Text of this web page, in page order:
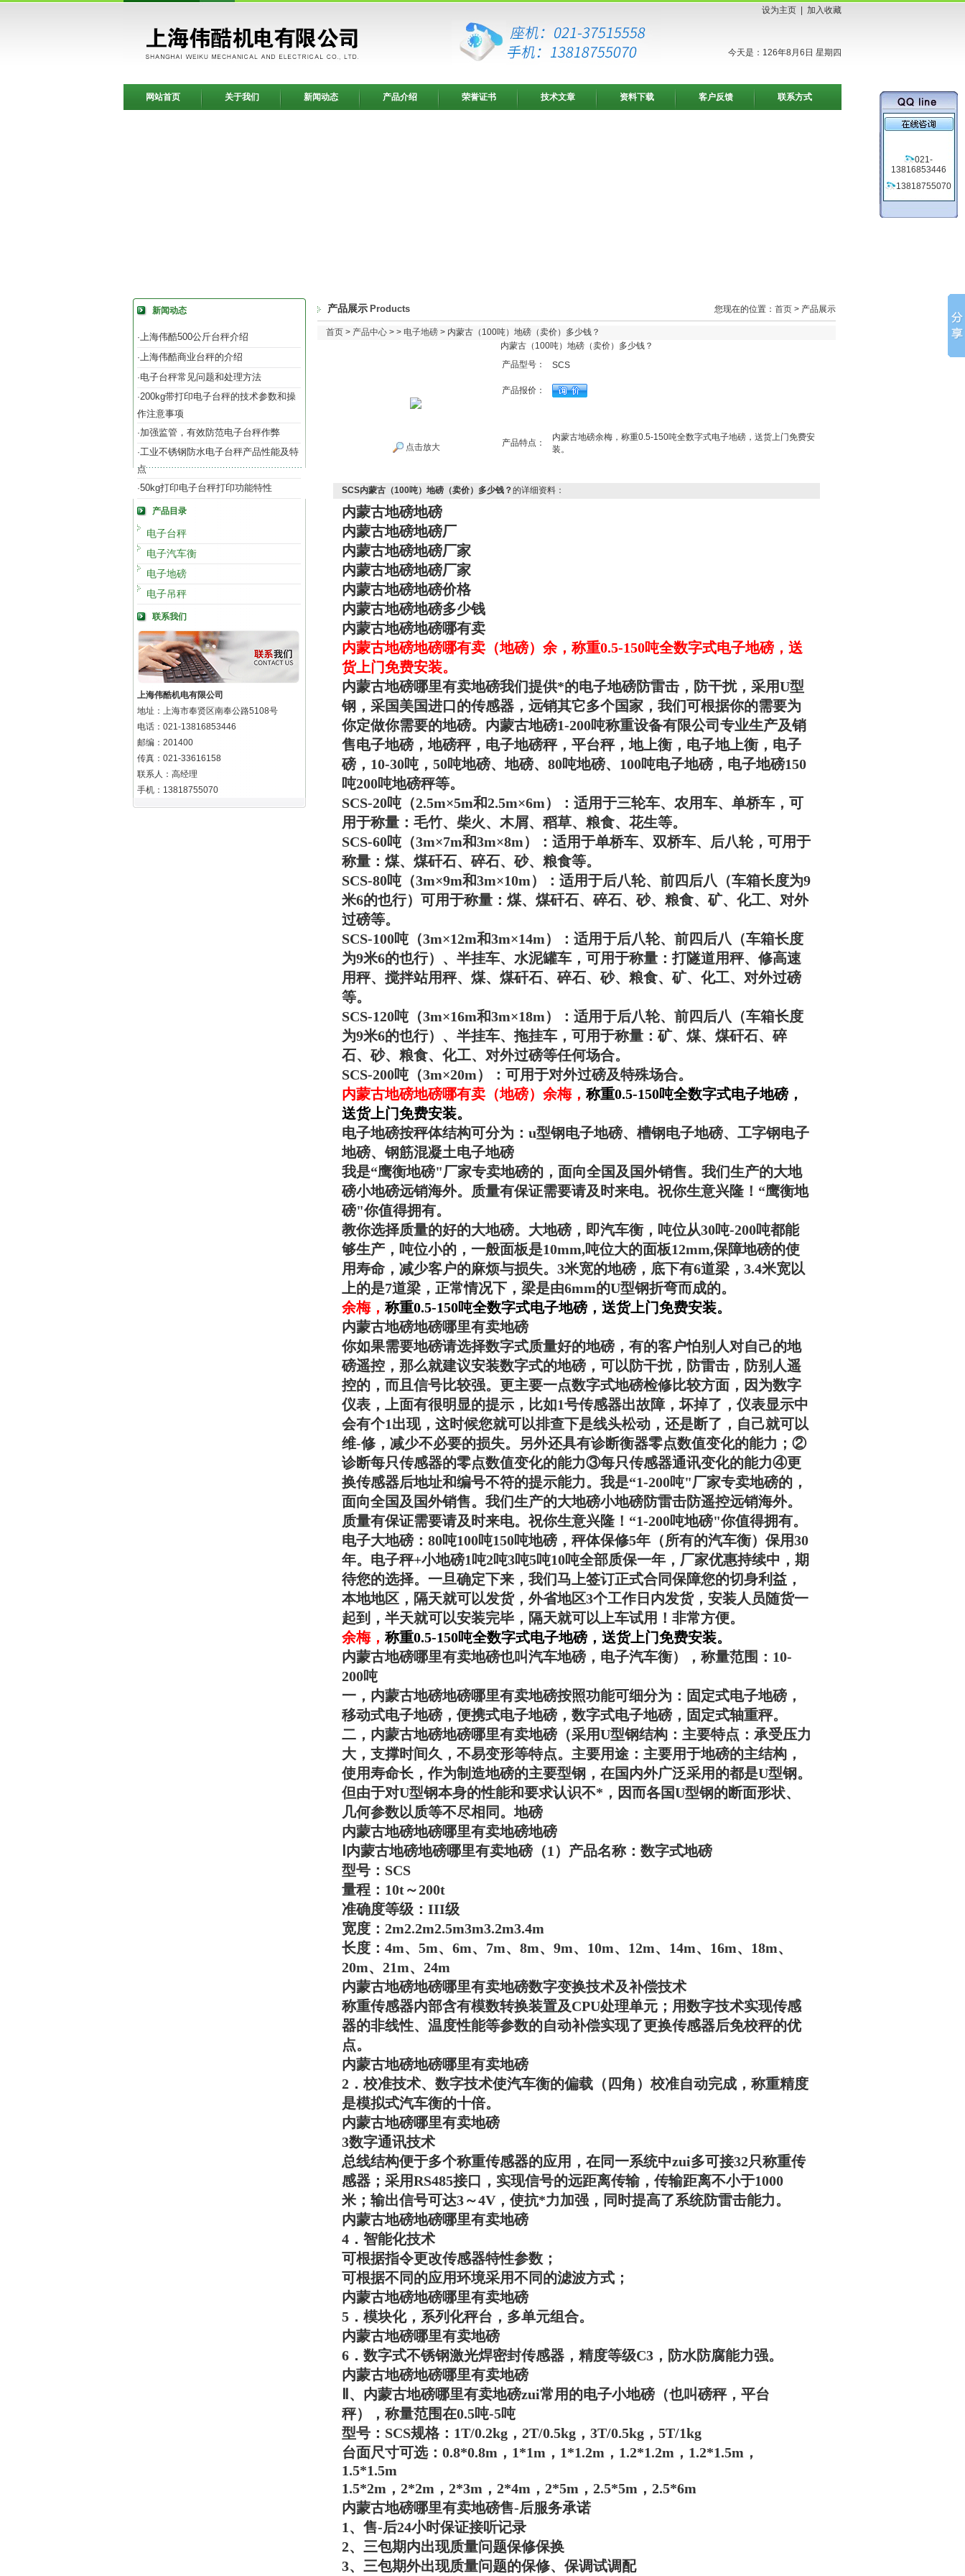
设为主页 加入收藏
今天是：126年8月6日 星期四
网站首页 关于我们 新闻动态 产品介绍 荣誉证书 技术文章 资料下载 客户反馈 联系方式
新闻动态
·上海伟酷500公斤台秤介绍
·上海伟酷商业台秤的介绍
·电子台秤常见问题和处理方法
·200kg带打印电子台秤的技术参数和操
作注意事项
·加强监管，有效防范电子台秤作弊
·工业不锈钢防水电子台秤产品性能及特
点
·50kg打印电子台秤打印功能特性
产品目录
电子台秤
电子汽车衡
电子地磅
电子吊秤
联系我们
上海伟酷机电有限公司
地址：上海市奉贤区南奉公路5108号
电话：021-13816853446
邮编：201400
传真：021-33616158
联系人：高经理
手机：13818755070
产品展示 Products 您现在的位置： 首页 > 产品展示
首页 > 产品中心 > > 电子地磅 > 内蒙古（100吨）地磅（卖价）多少钱？
内蒙古（100吨）地磅（卖价）多少钱？
点击放大
产品型号： SCS
产品报价：
产品特点：
内蒙古地磅余梅，称重0.5-150吨全数字式电子地磅，送货上门免费安
装。
SCS内蒙古（100吨）地磅（卖价）多少钱？的详细资料：
内蒙古地磅地磅
内蒙古地磅地磅厂
内蒙古地磅地磅厂家
内蒙古地磅地磅厂家
内蒙古地磅地磅价格
内蒙古地磅地磅多少钱
内蒙古地磅地磅哪有卖
内蒙古地磅地磅哪有卖（地磅） 余， 称重0.5-150吨全数字式电子地磅，送
货上门免费安装。
内蒙古地磅哪里有卖地磅我们提供*的电子地磅防雷击，防干扰，采用U型
钢，采国美国进口的传感器，远销其它多个国家，我们可根据你的需要为
你定做你需要的地磅。 内蒙古地磅1-200吨称重设备有限公司专业生产及销
售电子地磅，地磅秤，电子地磅秤，平台秤，地上衡，电子地上衡，电子
磅，10-30吨，50吨地磅、地磅、80吨地磅、100吨电子地磅，电子地磅150
吨200吨地磅秤等。
SCS-20吨（2.5m×5m和2.5m×6m）：适用于三轮车、农用车、单桥车，可
用于称量：毛竹、柴火、木屑、稻草、粮食、花生等。
SCS-60吨（3m×7m和3m×8m）：适用于单桥车、双桥车、后八轮，可用于
称量：煤、煤矸石、碎石、砂、粮食等。
SCS-80吨（3m×9m和3m×10m）：适用于后八轮、前四后八（车箱长度为9
米6的也行）可用于称量：煤、煤矸石、碎石、砂、粮食、矿、化工、对外
过磅等。
SCS-100吨（3m×12m和3m×14m）：适用于后八轮、前四后八（车箱长度
为9米6的也行）、半挂车、水泥罐车，可用于称量：打隧道用秤、修高速
用秤、搅拌站用秤、煤、煤矸石、碎石、砂、粮食、矿、化工、对外过磅
等。
SCS-120吨（3m×16m和3m×18m）：适用于后八轮、前四后八（车箱长度
为9米6的也行）、半挂车、拖挂车，可用于称量：矿、煤、煤矸石、碎
石、砂、粮食、化工、对外过磅等任何场合。
SCS-200吨（3m×20m）：可用于对外过磅及特殊场合。
内蒙古地磅地磅哪有卖（地磅）余梅， 称重0.5-150吨全数字式电子地磅，
送货上门免费安装。
电子地磅按秤体结构可分为：u型钢电子地磅、槽钢电子地磅、工字钢电子
地磅、钢筋混凝土电子地磅
我是“鹰衡地磅"厂家专卖地磅的，面向全国及国外销售。我们生产的大地
磅小地磅远销海外。质量有保证需要请及时来电。祝你生意兴隆！“鹰衡地
磅"你值得拥有。
教你选择质量的好的大地磅。大地磅，即汽车衡，吨位从30吨-200吨都能
够生产，吨位小的，一般面板是10mm,吨位大的面板12mm,保障地磅的使
用寿命，减少客户的麻烦与损失。3米宽的地磅，底下有6道梁，3.4米宽以
上的是7道梁，正常情况下，梁是由6mm的U型钢折弯而成的。
余梅， 称重0.5-150吨全数字式电子地磅，送货上门免费安装。
内蒙古地磅地磅哪里有卖地磅
你如果需要地磅请选择数字式质量好的地磅，有的客户怕别人对自己的地
磅遥控，那么就建议安装数字式的地磅，可以防干扰，防雷击，防别人遥
控的，而且信号比较强。更主要一点数字式地磅检修比较方面，因为数字
仪表，上面有很明显的提示，比如1号传感器出故障，坏掉了，仪表显示中
会有个1出现，这时候您就可以排查下是线头松动，还是断了，自己就可以
维-修，减少不必要的损失。另外还具有诊断衡器零点数值变化的能力；②
诊断每只传感器的零点数值变化的能力③每只传感器通讯变化的能力④更
换传感器后地址和编号不符的提示能力。我是“1-200吨"厂家专卖地磅的，
面向全国及国外销售。我们生产的大地磅小地磅防雷击防遥控远销海外。
质量有保证需要请及时来电。祝你生意兴隆！“1-200吨地磅"你值得拥有。
电子大地磅：80吨100吨150吨地磅，秤体保修5年（所有的汽车衡）保用30
年。电子秤+小地磅1吨2吨3吨5吨10吨全部质保一年，厂家优惠持续中，期
待您的选择。一旦确定下来，我们马上签订正式合同保障您的切身利益，
本地地区，隔天就可以发货，外省地区3个工作日内发货，安装人员随货一
起到，半天就可以安装完毕，隔天就可以上车试用！非常方便。
余梅， 称重0.5-150吨全数字式电子地磅，送货上门免费安装。
内蒙古地磅哪里有卖地磅也叫汽车地磅，电子汽车衡），称量范围：10-
200吨
一， 内蒙古地磅地磅哪里有卖地磅按照功能可细分为：固定式电子地磅，
移动式电子地磅，便携式电子地磅，数字式电子地磅，固定式轴重秤。
二， 内蒙古地磅地磅哪里有卖地磅 （采用U型钢结构：主要特点：承受压力
大，支撑时间久，不易变形等特点。主要用途：主要用于地磅的主结构，
使用寿命长，作为制造地磅的主要型钢，在国内外广泛采用的都是U型钢。
但由于对U型钢本身的性能和要求认识不*，因而各国U型钢的断面形状、
几何参数以质等不尽相同。地磅
内蒙古地磅地磅哪里有卖地磅地磅
内蒙古地磅地磅哪里有卖地磅 （1）产品名称：数字式地磅
型号：SCS
量程：10t～200t
准确度等级：III级
宽度：2m2.2m2.5m3m3.2m3.4m
长度：4m、5m、6m、7m、8m、9m、10m、12m、14m、16m、18m、
20m、21m、24m
内蒙古地磅地磅哪里有卖地磅数字变换技术及补偿技术
称重传感器内部含有模数转换装置及CPU处理单元；用数字技术实现传感
器的非线性、温度性能等参数的自动补偿实现了更换传感器后免校秤的优
点。
内蒙古地磅地磅哪里有卖地磅
2．校准技术、数字技术使汽车衡的偏载（四角）校准自动完成，称重精度
是模拟式汽车衡的十倍。
内蒙古地磅哪里有卖地磅
3数字通讯技术
总线结构便于多个称重传感器的应用，在同一系统中zui多可接32只称重传
感器；采用RS485接口，实现信号的远距离传输，传输距离不小于1000
米；输出信号可达3～4V，使抗*力加强，同时提高了系统防雷击能力。
内蒙古地磅地磅哪里有卖地磅
4．智能化技术
可根据指令更改传感器特性参数；
可根据不同的应用环境采用不同的滤波方式；
内蒙古地磅地磅哪里有卖地磅
5．模块化，系列化秤台，多单元组合。
内蒙古地磅哪里有卖地磅
6．数字式不锈钢激光焊密封传感器，精度等级C3，防水防腐能力强。
内蒙古地磅地磅哪里有卖地磅
Ⅱ、 内蒙古地磅哪里有卖地磅zui常用的电子小地磅（也叫磅秤，平台
秤），称量范围在0.5吨-5吨
型号：SCS规格：1T/0.2kg，2T/0.5kg，3T/0.5kg，5T/1kg
台面尺寸可选：0.8*0.8m，1*1m，1*1.2m，1.2*1.2m，1.2*1.5m，
1.5*1.5m
1.5*2m，2*2m，2*3m，2*4m，2*5m，2.5*5m，2.5*6m
内蒙古地磅哪里有卖地磅售-后服务承诺
1、售-后24小时保证接听记录
2、三包期内出现质量问题保修保换
3、三包期外出现质量问题的保修、保调试调配
021-
13816853446
13818755070